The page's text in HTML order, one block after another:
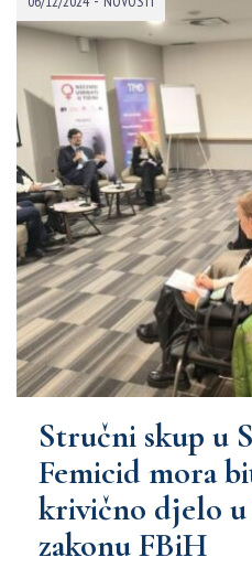
Stručni skup u
Femicid mora
krivično djelo
zakonu FBiH